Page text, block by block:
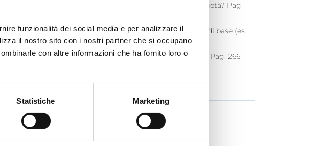
funzionalità dei social media e per analizzare il
il nostro sito con i nostri partner che si occupano
con altre informazioni che ha fornito loro o
Statistiche Marketing
lavoro a distanza, telelavoro) all’interno delle società? Pag.
(ICT) permettono l’accesso a tutti gli individui ai servizi di base (es.
la qualità dei servizi pubblici per la popolazione? Pag. 266
)[/vc_column_text][/vc_column][/vc_row]
più?